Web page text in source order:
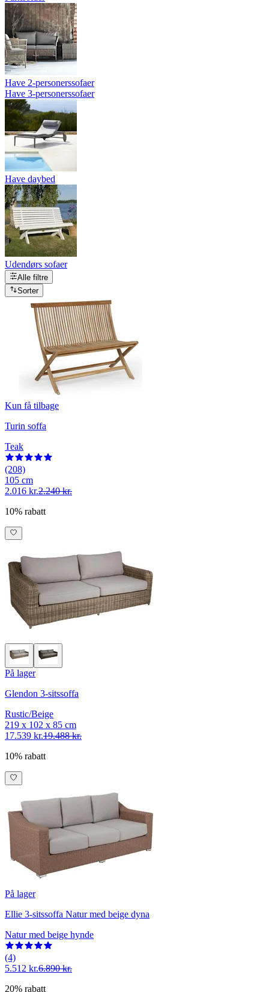
Have 2-personerssofaer
Have 3-personerssofaer
Have daybed
Udendørs sofaer
Alle filtre
Sorter
Kun få tilbage
Turin soffa
Teak
(208)
105 cm
2.016 kr.2.240 kr.
10% rabatt
På lager
Glendon 3-sitssoffa
Rustic/Beige
219 x 102 x 85 cm
17.539 kr.19.488 kr.
10% rabatt
På lager
Ellie 3-sitssoffa Natur med beige dyna
Natur med beige hynde
(4)
5.512 kr.6.890 kr.
20% rabatt